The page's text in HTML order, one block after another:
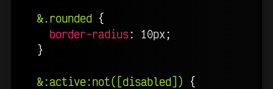
&.rounded {
border-radius: 10px;
}
&:active:not([disabled])
{